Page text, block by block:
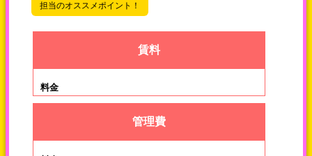
担当のオススメポイント！
賃料
管理費